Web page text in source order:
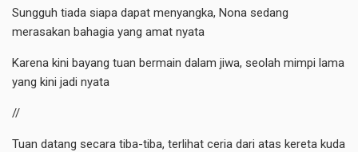
Sungguh tiada siapa dapat menyangka, Nona sedang
merasakan bahagia yang amat nyata
Karena kini bayang tuan bermain dalam jiwa, seolah mimpi lama
yang kini jadi nyata
//
Tuan datang secara tiba-tiba, terlihat ceria dari atas kereta kuda